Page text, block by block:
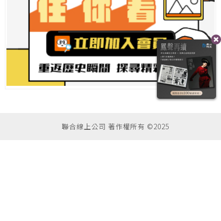
聯合線上公司 著作權所有 ©2025